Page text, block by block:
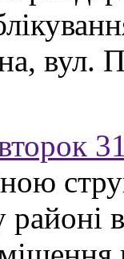
вул.
районі